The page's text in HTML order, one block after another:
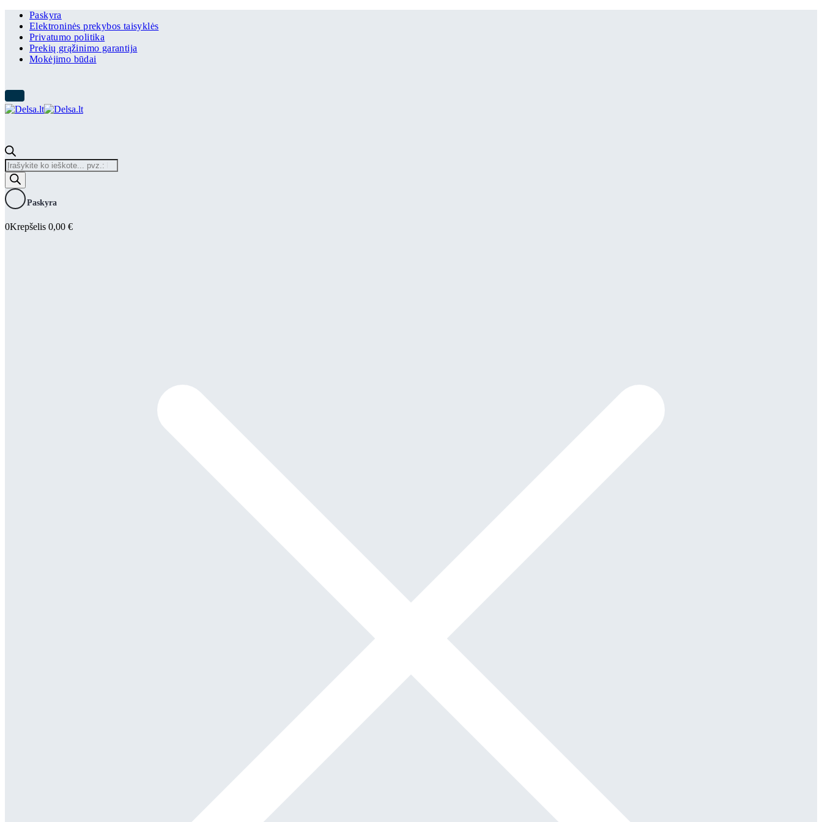
Paskyra
Elektroninės prekybos taisyklės
Privatumo politika
Prekių grąžinimo garantija
Mokėjimo būdai
Products
search
Paskyra
0Krepšelis 0,00 €